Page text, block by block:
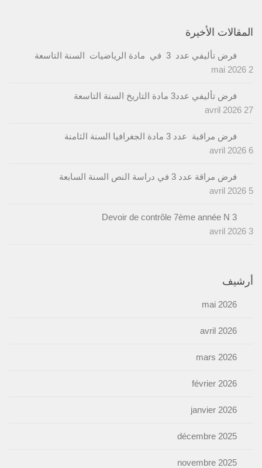
المقالات الأخيرة
فرض تأليفي عدد 3 في مادة الرياضيات السنة التاسعة
2 mai 2026
فرض تأليفي عدد3 مادة التاريخ السنة التاسعة
27 avril 2026
فرض مراقبة عدد 3 مادة الجغرافيا السنة الثامنة
6 avril 2026
فرض مراقة عدد 3 في دراسة النص السنة السابعة
5 avril 2026
Devoir de contrôle 7ème année N 3
3 avril 2026
أرشيف
mai 2026
avril 2026
mars 2026
février 2026
janvier 2026
décembre 2025
novembre 2025